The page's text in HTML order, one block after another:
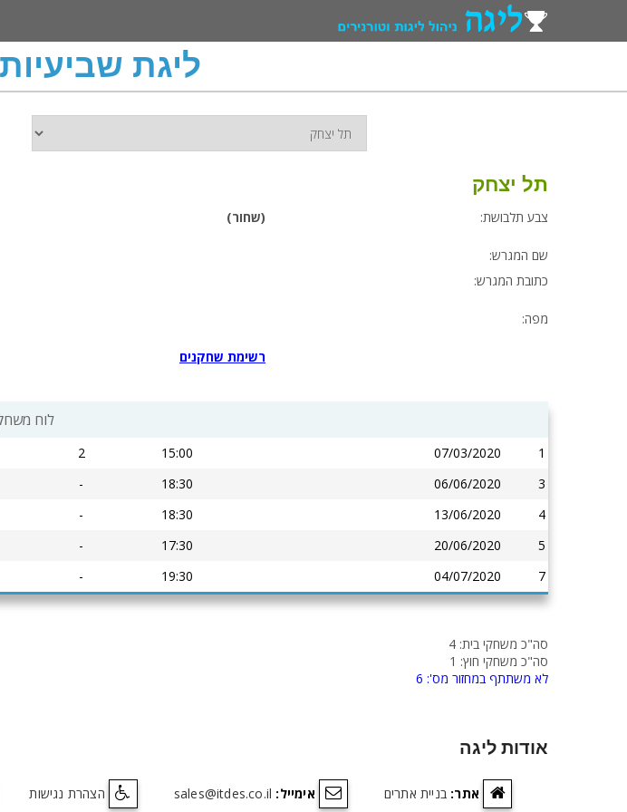
ליגת
תל יצחק
צבע תלבושת: (שחור)
שם המגרש:
כתובת המגרש:
מפה:
רשימת שחקנים
לוח
1
07/03/2020
15:00
2
3
06/06/2020
18:30
-
4
13/06/2020
18:30
-
5
20/06/2020
17:30
-
7
04/07/2020
19:30
-
סה"כ משחקי בית: 4
סה"כ משחקי חוץ: 1
לא משתתף במחזור מס': 6
אודות ליגה
אתר: בניית אתרים אימייל: sales@itdes.co.il הצהרת נגישות